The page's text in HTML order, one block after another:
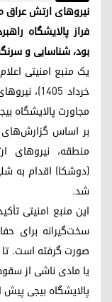
نیروهای ارتش عراق
فراز پالایشگاه
بود، شناسایی و
خرداد
مجاورت پالایشگاه
بر اساس گزارش‌های
منطقه، نیروهای
(دوشکا) اقدام به
شد.
این منبع امنیتی
سخت‌گیرانه برای
صورت گرفته است.
یا مادی ناشی از
پالایشگاه بیجی پیش